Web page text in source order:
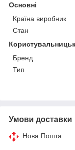
Основні
Країна виробник
Стан
Бренд
Тип
Умови доставки
Нова Пошта